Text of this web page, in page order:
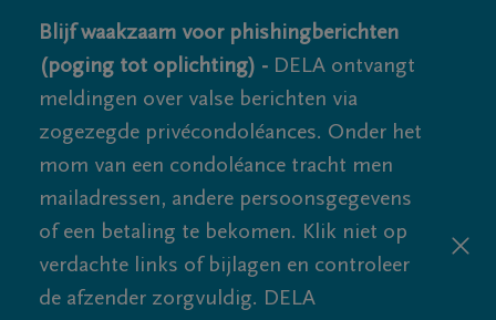
Blijf waakzaam voor phishingberichten
(poging tot oplichting) - DELA ontvangt
meldingen over valse berichten via
zogezegde privécondoléances. Onder het
mom van een condoléance tracht men
mailadressen, andere persoonsgegevens
of een betaling te bekomen. Klik niet op
verdachte links of bijlagen en controleer
de afzender zorgvuldig. DELA